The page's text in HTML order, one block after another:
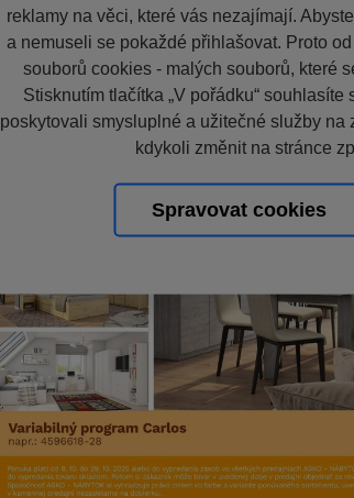
reklamy na věci, které vás nezajímají.
a nemuseli se pokaždé přihlašovat. Proto
souborů cookies - malých souborů, které
Stisknutím tlačítka „V pořádku“
poskytovali smysluplné a užitečné služby
kdykoli změnit na stránce
Spravovat cookies